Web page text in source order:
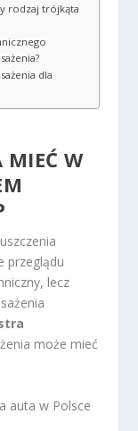
rodzaj trójkąta
dla
MIEĆ W
przeglądu
lecz
może mieć
auta w Polsce